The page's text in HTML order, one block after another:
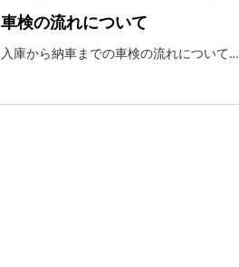
車検の流れについて
入庫から納車までの車検の流れについて…